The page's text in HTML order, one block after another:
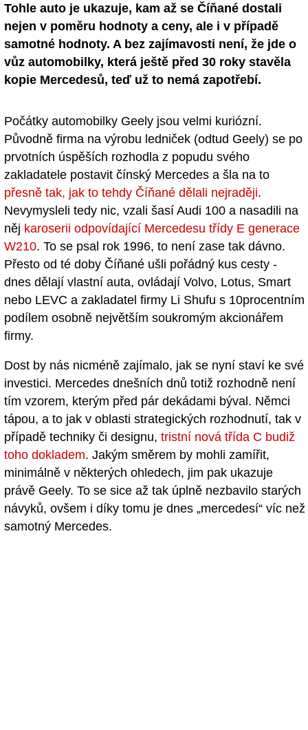
Tohle auto je ukazuje, kam až se Číňané dostali
nejen v poměru hodnoty a ceny, ale i v případě
samotné hodnoty. A bez zajímavosti není, že jde o
vůz automobilky, která ještě před 30 roky stavěla
kopie Mercedesů, teď už to nemá zapotřebí.
Počátky automobilky Geely jsou velmi kuriózní.
Původně firma na výrobu ledniček (odtud Geely) se po
prvotních úspěších rozhodla z popudu svého
zakladatele postavit čínský Mercedes a šla na to
přesně tak, jak to tehdy Číňané dělali nejraději.
Nevymysleli tedy nic, vzali šasí Audi 100 a nasadili na
něj karoserii odpovídající Mercedesu třídy E generace
W210. To se psal rok 1996, to není zase tak dávno.
Přesto od té doby Číňané ušli pořádný kus cesty -
dnes dělají vlastní auta, ovládají Volvo, Lotus, Smart
nebo LEVC a zakladatel firmy Li Shufu s 10procentním
podílem osobně největším soukromým akcionářem
firmy.
Dost by nás nicméně zajímalo, jak se nyní staví ke své
investici. Mercedes dnešních dnů totiž rozhodně není
tím vzorem, kterým před pár dekádami býval. Němci
tápou, a to jak v oblasti strategických rozhodnutí, tak v
případě techniky či designu, tristní nová třída C budiž
toho dokladem. Jakým směrem by mohli zamířit,
minimálně v některých ohledech, jim pak ukazuje
právě Geely. To se sice až tak úplně nezbavilo starých
návyků, ovšem i díky tomu je dnes „mercedesí“ víc než
samotný Mercedes.